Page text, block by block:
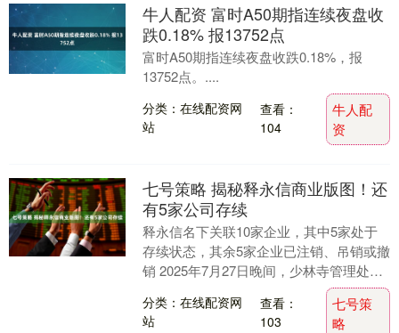
牛人配资 富时A50期指连续夜盘收
跌0.18% 报13752点
富时A50期指连续夜盘收跌0.18%，报
13752点。....
分类：在线配资网
站
查看：
104
牛人配
资
七号策略 揭秘释永信商业版图！还
有5家公司存续
释永信名下关联10家企业，其中5家处于
存续状态，其余5家企业已注销、吊销或撤
销 2025年7月27日晚间，少林寺管理处发
布通报称：少林寺住持释永信涉嫌刑事犯
罪，....
分类：在线配资网
站
查看：
103
七号策
略